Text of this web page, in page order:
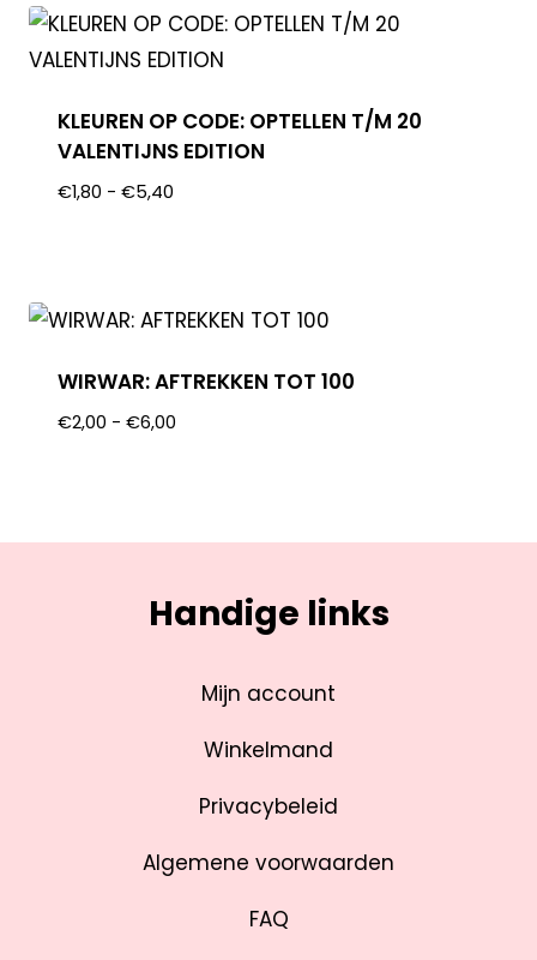
KLEUREN OP CODE: OPTELLEN T/M 20
VALENTIJNS EDITION
€1,80 - €5,40
WIRWAR: AFTREKKEN TOT 100
€2,00 - €6,00
Handige links
Mijn account
Winkelmand
Privacybeleid
Algemene voorwaarden
FAQ